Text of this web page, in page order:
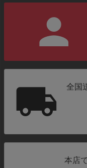
全国
本店